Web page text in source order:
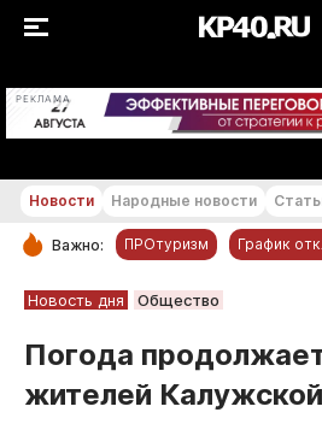
РЕКЛАМА
РУБРИКИ
Новости компаний
Статьи
Новости Народные новости
Важно: ПРОтуризм График
Новость дня Общество
Погода
жителей